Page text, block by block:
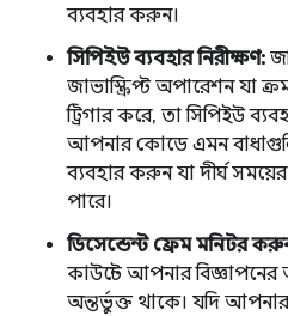
ব্যবহার করুন।
সিপিইউ ব্যবহার নিরীক্ষণ:
জাভাস্ক্রিপ্ট অপারেশন যা
ট্রিগার করে, তা সিপিইউ
আপনার কোডে এমন
ব্যবহার করুন যা দীর্ঘ
পারে।
ডিসেন্ডেন্ট ফ্রেম মনিটর
কাউন্টে আপনার
অন্তর্ভুক্ত থাকে। যদি আপনার